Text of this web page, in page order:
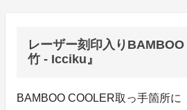
レーザー刻印入り
竹 - Icciku』
BAMBOO COOLER取っ手箇所に